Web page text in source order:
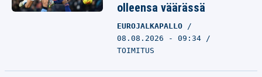
olleensa väärässä
EUROJALKAPALLO
08.08.2026 - 09:34
TOIMITUS